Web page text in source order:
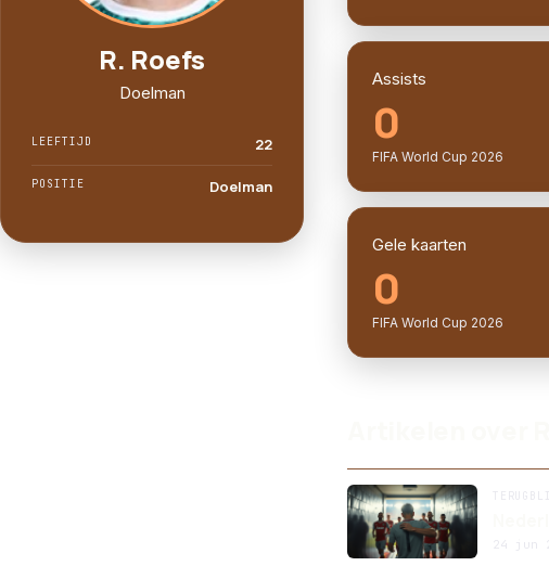
R. Roefs
Doelman
LEEFTIJD 22
POSITIE Doelman
Assists
0
FIFA World Cup 2026
Gele kaarten
0
FIFA World Cup 2026